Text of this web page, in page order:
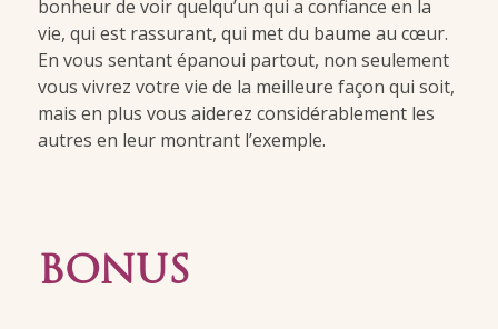
bonheur de voir quelqu’un qui a confiance en la
vie, qui est rassurant, qui met du baume au cœur.
En vous sentant épanoui partout, non seulement
vous vivrez votre vie de la meilleure façon qui soit,
mais en plus vous aiderez considérablement les
autres en leur montrant l’exemple.
BONUS